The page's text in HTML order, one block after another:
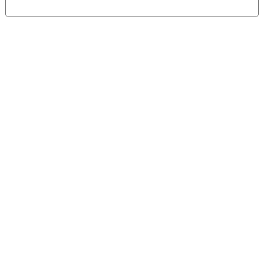
venstre.Bindestreg angiver "siderne imellem" fx 1-10